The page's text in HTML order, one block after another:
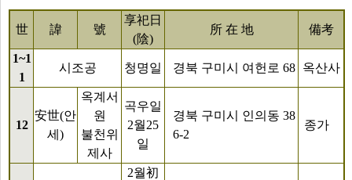
世 諱 號
享祀日
(陰)
所 在 地 備考
1~1
1
시조공 청명일 경북 구미시 여헌로 68 옥산사
12
安世(안
세)
옥계서
원
불천위
제사
곡우일
2월25
일
경북 구미시 인의동 38
6-2
종가
2월初